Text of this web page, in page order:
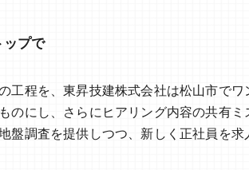
ップで
工程を、東昇技建株式会社は松山市でワ
にし、さらにヒアリング内容の共有ミ
盤調査を提供しつつ、新しく正社員を求